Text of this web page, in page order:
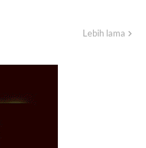
Lebih lama